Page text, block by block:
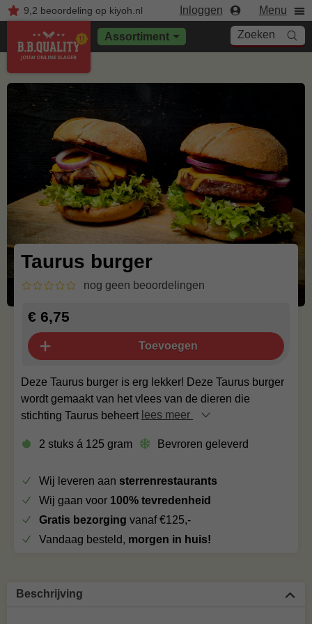
9,2 beoordelingop kiyoh.nl Inloggen Menu
Assortiment Zoeken
Taurus burger
nog geen beoordelingen
Deze Taurus burger is erg lekker! Deze Taurus burger
wordt gemaakt van het vlees van de dieren die
stichting Taurus beheert lees meer
2 stuks á 125 gram Bevroren geleverd
€ 6,75
Toevoegen
Wij leveren aan sterrenrestaurants
Wij gaan voor 100% tevredenheid
Gratis bezorging vanaf €125,-
Vandaag besteld, morgen in huis!
Beschrijving